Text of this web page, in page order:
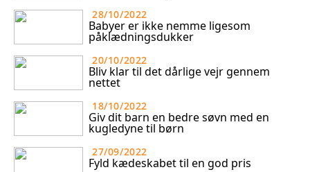
28/10/2022
Babyer er ikke nemme ligesom
påklædningsdukker
20/10/2022
Bliv klar til det dårlige vejr gennem
nettet
18/10/2022
Giv dit barn en bedre søvn med en
kugledyne til børn
27/09/2022
Fyld kædeskabet til en god pris